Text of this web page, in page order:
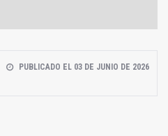
PUBLICADO EL 03 DE JUNIO DE 2026